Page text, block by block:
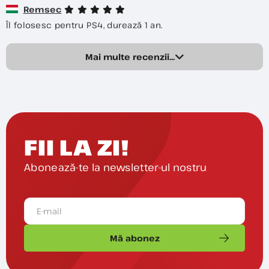
Remsec
Îl folosesc pentru PS4, durează 1 an.
Mai multe recenzii...
FII LA ZI!
Abonează-te la newsletter-ul nostru
Mă abonez